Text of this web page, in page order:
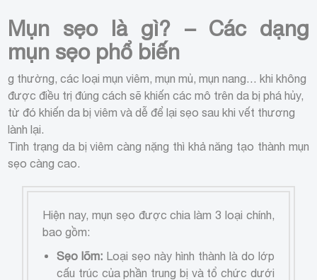
Mụn sẹo là gì? – Các dạng
mụn sẹo phổ biến
g thường, các loại mụn viêm, mụn mủ, mụn nang… khi không
được điều trị đúng cách sẽ khiến các mô trên da bị phá hủy,
từ đó khiến da bị viêm và dễ để lại sẹo sau khi vết thương
lành lại.
Tình trạng da bị viêm càng nặng thì khả năng tạo thành mụn
sẹo càng cao.
Hiện nay, mụn sẹo được chia làm 3 loại chính,
bao gồm:
Sẹo lõm: Loại sẹo này hình thành là do lớp
cấu trúc của phần trung bị và tổ chức dưới